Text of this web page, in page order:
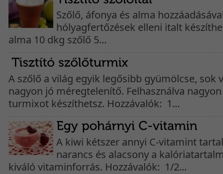
Szőlő, áfonya és alma
hólyagfertőzések elleni italt
alma 10 dkg szőlő 5...
A szőlő a világ egyik legősibb gyümölcse, sok
nagyon jó méregtelenítő. Felhasználva
turmixot készíthetsz. Hozzávalók: 1...
A kiwi kétszer annyi C-vitamint
narancs és alacsony a
kiváló vitaminforrás. Hozzávalók: 1/2...